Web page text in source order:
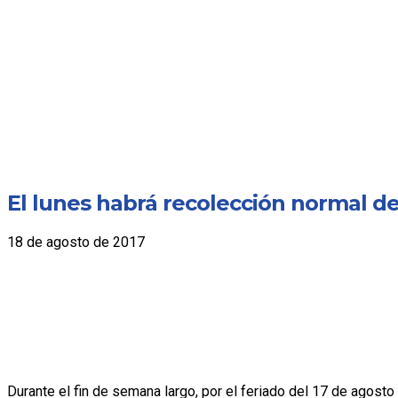
El lunes habrá recolección normal
18 de agosto de 2017
Durante el fin de semana largo, por el feriado del 17 de